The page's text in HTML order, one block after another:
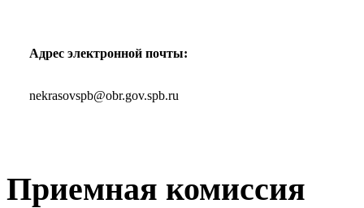
Адрес электронной почты:
nekrasovspb@obr.gov.spb.ru
Приемная комиссия